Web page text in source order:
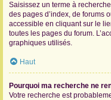
Saisissez un terme à
des pages d’index, de forums
accessible en cliquant sur le
toutes les pages du forum.
graphiques utilisés.
Haut
Pourquoi ma recherche ne
Votre recherche est